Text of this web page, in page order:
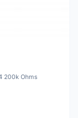
200k Ohms